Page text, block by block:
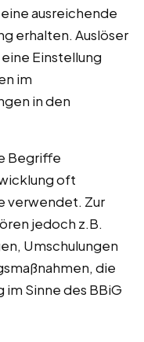
ausreichende
erhalten. Auslöser
Einstellung
im
in den
Begriffe
oft
verwendet. Zur
jedoch z.B.
Umschulungen
die
Sinne des BBiG